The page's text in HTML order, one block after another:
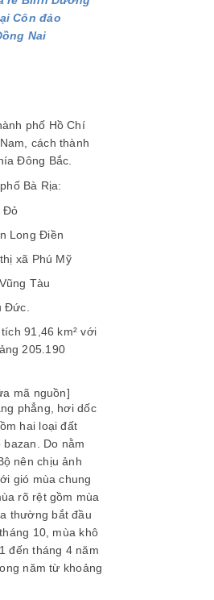
Côn đảo
Nai
phố Hồ Chí
, cách thành
Đông Bắc
Bà Rịa:
Đỏ
Long Điền
xã Phú Mỹ
Tàu
Đức
91,46 km² với
205.190
mã nguồn]
phẳng, hơi dốc
hai loại đất
Do nằm
nên chịu ảnh
gió mùa chung
rõ rệt gồm mùa
thường bắt đầu
10, mùa khô
đến tháng 4 năm
năm từ khoảng